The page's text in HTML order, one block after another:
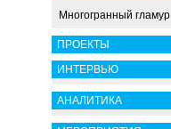
Многогранный гламур
ПРОЕКТЫ
ИНТЕРВЬЮ
АНАЛИТИКА